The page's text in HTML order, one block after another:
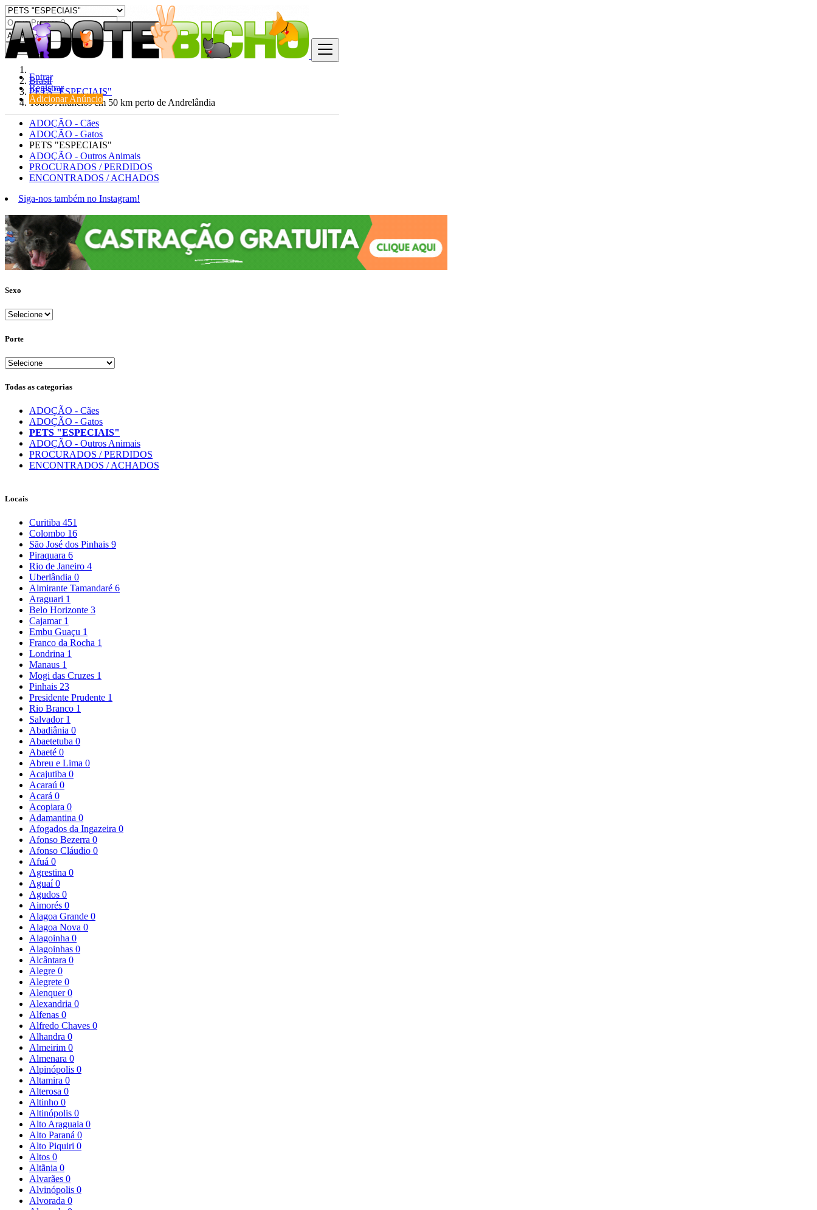
Entrar
Registrar
Adicionar Anúncio
Procurar
Brasil
PETS "ESPECIAIS"
Todos Anúncios em 50 km perto de Andrelândia
ADOÇÃO - Cães
ADOÇÃO - Gatos
PETS "ESPECIAIS"
ADOÇÃO - Outros Animais
PROCURADOS / PERDIDOS
ENCONTRADOS / ACHADOS
Siga-nos também no Instagram!
Sexo
Porte
Todas as categorias
ADOÇÃO - Cães
ADOÇÃO - Gatos
PETS "ESPECIAIS"
ADOÇÃO - Outros Animais
PROCURADOS / PERDIDOS
ENCONTRADOS / ACHADOS
Locais
Curitiba 451
Colombo 16
São José dos Pinhais 9
Piraquara 6
Rio de Janeiro 4
Uberlândia 0
Almirante Tamandaré 6
Araguari 1
Belo Horizonte 3
Cajamar 1
Embu Guaçu 1
Franco da Rocha 1
Londrina 1
Manaus 1
Mogi das Cruzes 1
Pinhais 23
Presidente Prudente 1
Rio Branco 1
Salvador 1
Abadiânia 0
Abaetetuba 0
Abaeté 0
Abreu e Lima 0
Acajutiba 0
Acaraú 0
Acará 0
Acopiara 0
Adamantina 0
Afogados da Ingazeira 0
Afonso Bezerra 0
Afonso Cláudio 0
Afuá 0
Agrestina 0
Aguaí0
Agudos 0
Aimorés 0
Alagoa Grande 0
Alagoa Nova 0
Alagoinha 0
Alagoinhas 0
Alcântara 0
Alegre 0
Alegrete 0
Alenquer0
Alexandria 0
Alfenas 0
Alfredo Chaves 0
Alhandra 0
Almeirim 0
Almenara 0
Alpinópolis 0
Altamira 0
Alterosa 0
Altinho 0
Altinópolis 0
Alto Araguaia 0
Alto Paraná 0
Alto Piquiri 0
Altos 0
Altãnia 0
Alvarães 0
Alvinópolis 0
Alvorada 0